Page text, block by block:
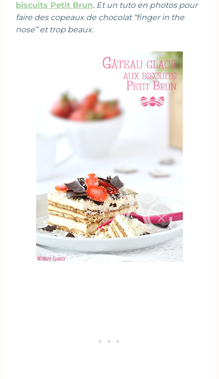
biscuits Petit Brun. Et un tuto en photos pour
faire des copeaux de chocolat “finger in the
nose” et trop beaux.